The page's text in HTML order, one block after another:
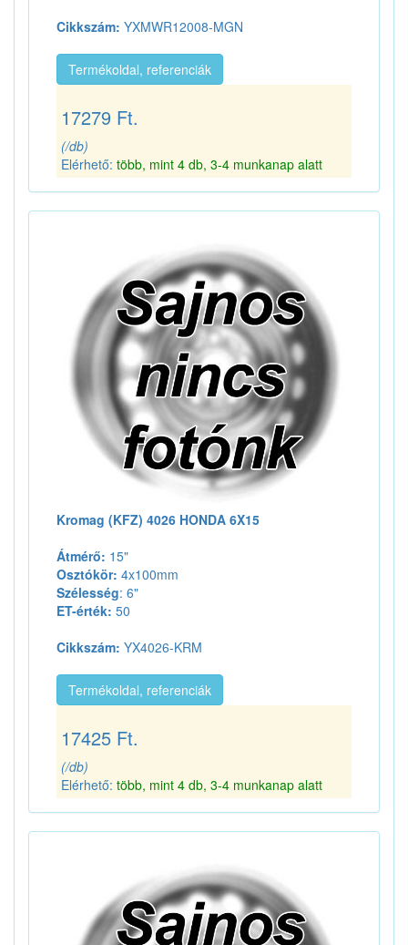
Cikkszám: YXMWR12008-MGN
Termékoldal, referenciák
17279 Ft.
(/db)
Elérhető: több, mint 4 db, 3-4 munkanap alatt
Kromag (KFZ) 4026 HONDA 6X15
Átmérő: 15"
Osztókör: 4x100mm
Szélesség: 6"
ET-érték: 50
Cikkszám: YX4026-KRM
Termékoldal, referenciák
17425 Ft.
(/db)
Elérhető: több, mint 4 db, 3-4 munkanap alatt